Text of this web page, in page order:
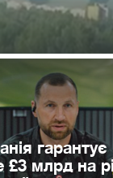
гарантує
млрд на